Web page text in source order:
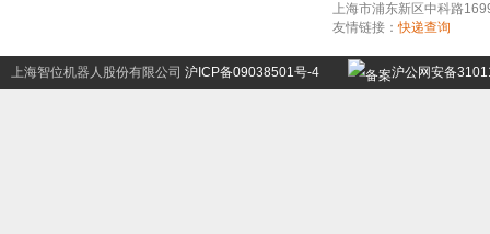
上海市浦东新区中科路
友情链接：快递查询
上海智位机器人股份有限公司 沪ICP备09038501号-4 沪公网安备